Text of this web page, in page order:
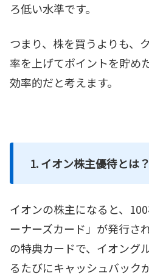
ろ低い水準です。
つまり、株を買うよりも、
率を上げてポイントを貯め
効率的だと考えます。
1. イオン株主優待とは？
イオンの株主になると、
ーナーズカード」が発行さ
の特典カードで、イオング
るたびにキャッシュバック